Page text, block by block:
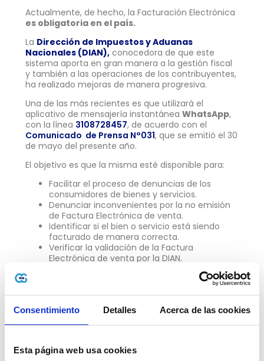
Consentimiento Detalles Acerca de las cookies
Esta página web usa cookies
Actualmente, de hecho, la Facturación Electrónica
es obligatoria en el país.
La Dirección de Impuestos y Aduanas
Nacionales (DIAN), conocedora de que este
sistema aporta en gran manera a la gestión fiscal
y también a las operaciones de los contribuyentes,
ha realizado mejoras de manera progresiva.
Una de las más recientes es que utilizará el
aplicativo de mensajería instantánea WhatsApp,
con la línea 3108728457, de acuerdo con el
Comunicado de Prensa N°031, que se emitió el 30
de mayo del presente año.
El objetivo es que la misma esté disponible para:
Facilitar el proceso de denuncias de los
consumidores de bienes y servicios.
Denunciar inconvenientes por la no emisión
de Factura Electrónica de venta.
Identificar si el bien o servicio está siendo
facturado de manera correcta.
Verificar la validación de la Factura
Electrónica de venta por la DIAN.
Orientaciones generales acerca de la
Este servicio permitirá a los contribuyentes tener la
mayor seguridad sobre el uso de la misma. Sobre
día y los 7 días de la semana.